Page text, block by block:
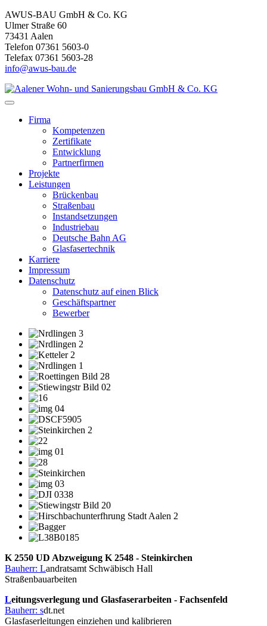
AWUS-BAU GmbH & Co. KG
Ulmer Straße 60
73431 Aalen
Telefon 07361 5603-0
Telefax 07361 5603-28
info@awus-bau.de
Firma
Kompetenzen
Zertifikate
Entwicklung
Partnerfirmen
Projekte
Leistungen
Brückenbau
Straßenbau
Instandsetzungen
Industriebau
Deutsche Bahn AG
Glasfasertechnik
Karriere
Impressum
Datenschutz
Datenschutz auf einen Blick
Geschäftspartner
Bewerber
K 2550 UD Abzweigung K 2548 - Steinkirchen
Bauherr: Landratsamt Schwäbisch Hall
Straßenbauarbeiten
Leitungsverlegung und Glasfaserarbeiten - Fachsenfeld
Bauherr: sdt.net
Glasfaserleitungen einziehen und kalibrieren